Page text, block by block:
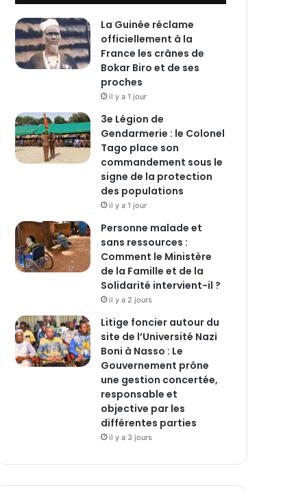
La Guinée réclame
officiellement à la
France les crânes de
Bokar Biro et de ses
proches
il y a 1 jour
3e Légion de
Gendarmerie : le Colonel
Tago place son
commandement sous le
signe de la protection
des populations
il y a 1 jour
Personne malade et
sans ressources :
Comment le Ministère
de la Famille et de la
Solidarité intervient-il ?
il y a 2 jours
Litige foncier autour du
site de l’Université Nazi
Boni à Nasso : Le
Gouvernement prône
une gestion concertée,
responsable et
objective par les
différentes parties
il y a 3 jours